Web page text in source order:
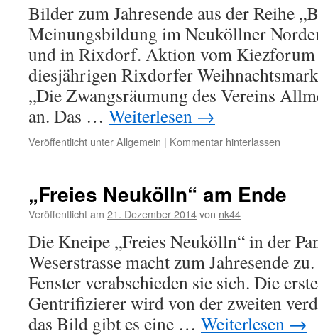
Bilder zum Jahresende aus der Reihe
Meinungsbildung im Neuköllner
und in Rixdorf. Aktion vom
diesjährigen Rixdorfer
„Die Zwangsräumung des Vereins
an. Das … Weiterlesen →
Veröffentlicht unterAllgemein | Kommentar hinterlassen
„Freies Neukölln“ am Ende
Veröffentlicht am 21. Dezember 2014von nk44
Die Kneipe „Freies Neukölln“ in der
Weserstrasse macht zum Jahresende
Fenster verabschieden sie sich. Die
Gentrifizierer wird von der zweiten
das Bild gibt es eine … Weiterlesen →